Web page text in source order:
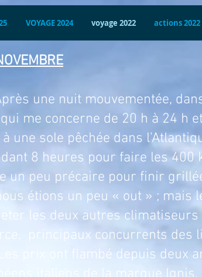
VOYAGE 2024 voyage 2022 actions 2022
mouvementée, dans
me concerne de 20 h à 24 h
une sole pêchée dans
8 heures pour faire les 400
un peu précaire pour finir
étions un peu « out » ;
les deux autres
principaux concurrents des
depuis deux ans,